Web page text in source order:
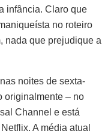
infância. Claro que
no roteiro
nada que prejudique a
noites de sexta-
originalmente – no
Channel e está
A média atual